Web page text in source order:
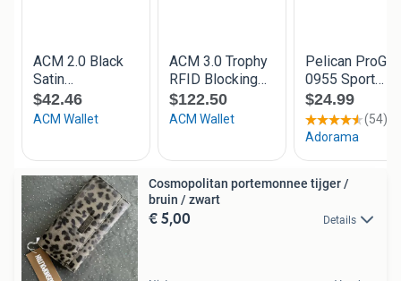
Cosmopolitan portemonnee tijger /
bruin / zwart
€ 5,00 Details